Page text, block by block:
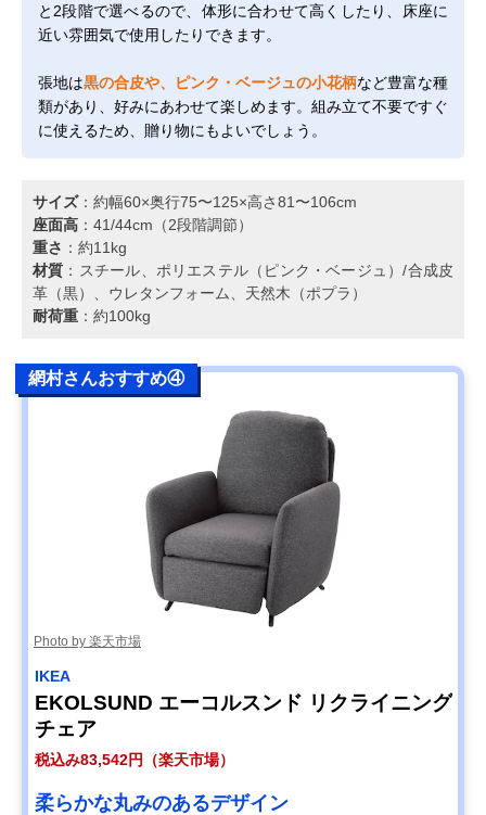
と2段階で選べるので、体形に合わせて高くしたり、床座に
近い雰囲気で使用したりできます。
張地は黒の合皮や、ピンク・ベージュの小花柄など豊富な種
類があり、好みにあわせて楽しめます。組み立て不要ですぐ
に使えるため、贈り物にもよいでしょう。
サイズ：約幅60×奥行75〜125×高さ81〜106cm
座面高 ：41/44cm（2段階調節）
重さ ：約11kg
材質 ：スチール、ポリエステル（ピンク・ベージュ）/合成皮
革（黒）、ウレタンフォーム、天然木（ポプラ）
耐荷重 ：約100kg
網村さんおすすめ④
Photo by 楽天市場
IKEA
EKOLSUND エーコルスンド リクライニング
チェア
税込み83,542円（楽天市場）
柔らかな丸みのあるデザイン